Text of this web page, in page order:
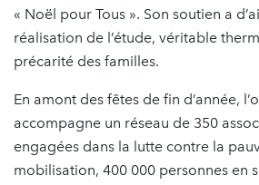
« Noël pour Tous ». Son soutien a
réalisation de l’étude, véritable
précarité des familles.
En amont des fêtes de fin d’année,
accompagne un réseau de 350
engagées dans la lutte contre la
mobilisation, 400 000 personnes en